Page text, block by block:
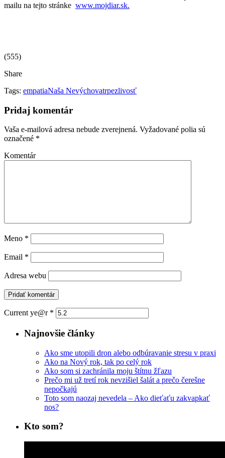
mailu na tejto stránke www.mojdiar.sk.
(555)
Share
Tags: empatiaNaša Nevýchovatrpezlivosť
Pridaj komentár
Vaša e-mailová adresa nebude zverejnená. Vyžadované polia sú
označené *
Komentár
Meno *
Email *
Adresa webu
Current ye@r *
Najnovšie články
Ako sme utopili dron alebo odbúravanie stresu v praxi
Ako na Nový rok, tak po celý rok
Ako som si zachránila moju štítnu žľazu
Prečo mi už tretí rok nevzišiel šalát a prečo čerešne
nepočkajú
Toto som naozaj nevedela – Ako dieťaťu zakvapkať
nos?
Kto som?